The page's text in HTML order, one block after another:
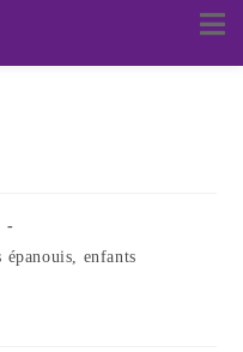
épanouis, enfants